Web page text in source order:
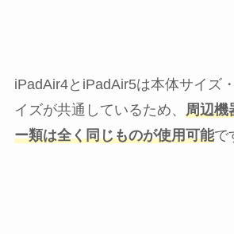
iPadAir4とiPadAir5は本体サイズ
イズが共通しているため、 周辺機
ー類は全く同じものが使用可能で